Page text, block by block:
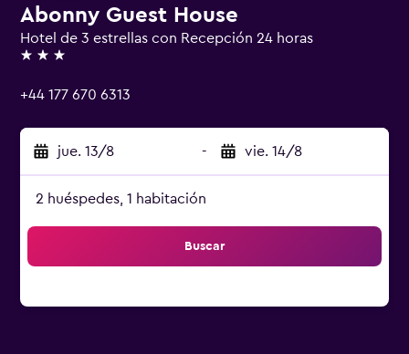
Abonny Guest House
Hotel de 3 estrellas con Recepción 24 horas
3 estrellas
+44 177 670 6313
jue. 13/8 - vie. 14/8
2 huéspedes, 1 habitación
Buscar